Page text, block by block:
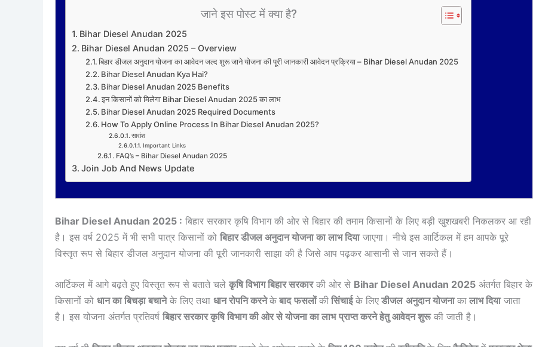
जाने इस पोस्ट में क्या है?
Bihar Diesel Anudan 2025
Bihar Diesel Anudan 2025 – Overview
बिहार डीजल अनुदान योजना का आवेदन जल्द शुरू जाने योजना की पूरी जानकारी आवेदन प्रक्रिया – Bihar Diesel Anudan 2025
Bihar Diesel Anudan Kya Hai?
Bihar Diesel Anudan 2025 Benefits
इन किसानों को मिलेगा Bihar Diesel Anudan 2025 का लाभ
Bihar Diesel Anudan 2025 Required Documents
How To Apply Online Process In Bihar Diesel Anudan 2025?
सारांश
Important Links
FAQ’s – Bihar Diesel Anudan 2025
Join Job And News Update
Bihar Diesel Anudan 2025 : बिहार सरकार कृषि विभाग की ओर से बिहार की तमाम किसानों के लिए बड़ी खुशखबरी निकलकर आ रही
है। इस वर्ष 2025 में भी सभी पात्र किसानों को बिहार डीजल अनुदान योजना का लाभ दियाजाएगा। नीचे इस आर्टिकल में हम आपके पूरे
विस्तृत रूप से बिहार डीजल अनुदान योजना की पूरी जानकारी साझा की है जिसे आप पढ़कर आसानी से जान सकते हैं।
आर्टिकल में आगे बढ़ते हुए विस्तृत रूप से बताते चले कृषि विभाग बिहार सरकारकी ओर से Bihar Diesel Anudan 2025 अंतर्गत बिहार के
किसानों को धान का बिचड़ा बचानेके लिए तथा धान रोपनि करनेके बाद फसलोंकी सिंचाईके लिए डीजल अनुदान योजनाका लाभ दियाजाता
है। इस योजना अंतर्गत प्रतिवर्ष बिहार सरकार कृषि विभाग की ओर से योजना का लाभ प्राप्त करने हेतु आवेदन शुरूकी जाती है।